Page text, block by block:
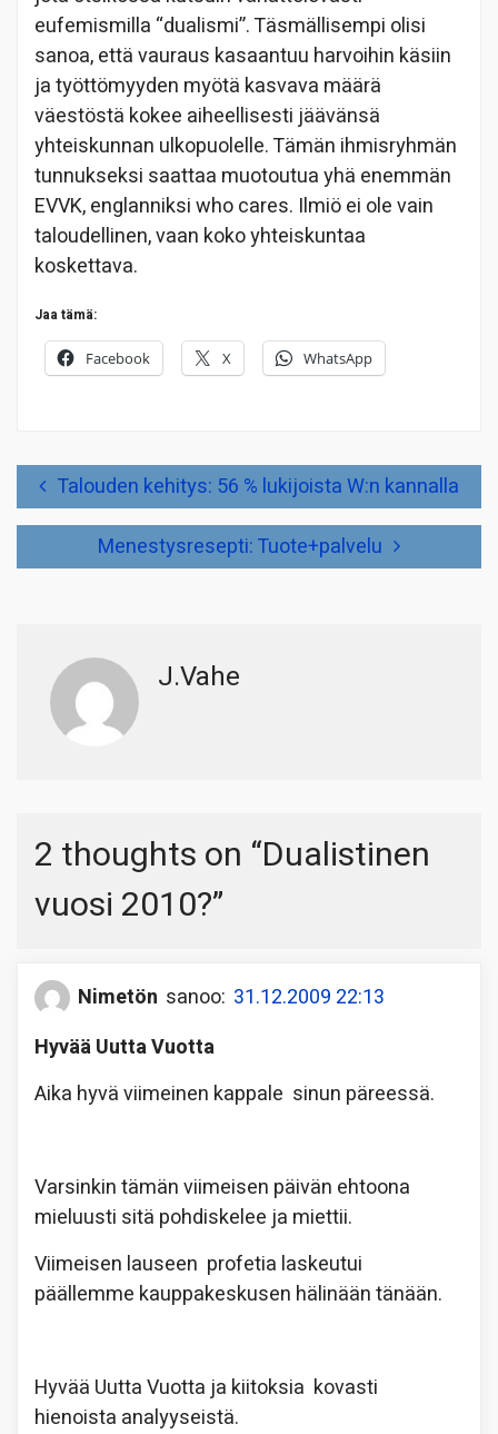
eufemismilla “dualismi”. Täsmällisempi olisi
sanoa, että vauraus kasaantuu harvoihin käsiin
ja työttömyyden myötä kasvava määrä
väestöstä kokee aiheellisesti jäävänsä
yhteiskunnan ulkopuolelle. Tämän ihmisryhmän
tunnukseksi saattaa muotoutua yhä enemmän
EVVK, englanniksi who cares. Ilmiö ei ole vain
taloudellinen, vaan koko yhteiskuntaa
koskettava.
Jaa tämä:
Facebook X WhatsApp
Artikkelien
selausTalouden kehitys: 56 % lukijoista W:n kannalla
Menestysresepti: Tuote+palvelu
J.Vahe
2 thoughts on “Dualistinen
vuosi 2010?”
Nimetön sanoo: 31.12.2009 22:13
Hyvää Uutta Vuotta
Aika hyvä viimeinen kappale sinun päreessä.
Varsinkin tämän viimeisen päivän ehtoona
mieluusti sitä pohdiskelee ja miettii.
Viimeisen lauseen profetia laskeutui
päällemme kauppakeskusen hälinään tänään.
Hyvää Uutta Vuotta ja kiitoksia kovasti
hienoista analyyseistä.